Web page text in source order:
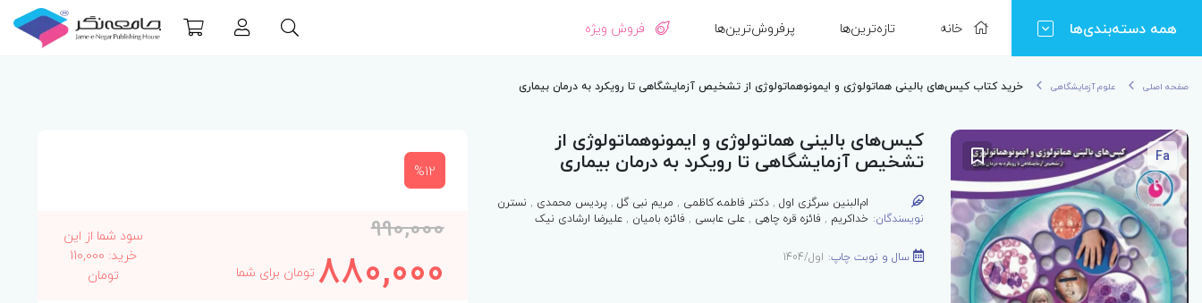
همه دسته‌بندی‌ها خانه تازه‌ترین‌ها پرفروش‌ترین‌ها فروش ویژه
صفحه اصلی علوم آزمایشگاهی خرید کتاب کیس‌های بالینی هماتولوژی و ایمونوهماتولوژی از تشخیص آزمایشگاهی تا رویکرد به درمان بیماری
Fa
کیس‌های بالینی هماتولوژی و ایمونوهماتولوژی از
تشخیص آزمایشگاهی تا رویکرد به درمان بیماری
نویسندگان:
ام‌البنین سرگزی اول,دکتر فاطمه کاظمی , مریم نبی گل, پردیس محمدی , نسترن
خداکریم ,فائزه قره چاهی ,علی عابسی ,فائزه بامیان ,علیرضا ارشادی نیک
سال و نوبت چاپ: اول/1404
%12
990,000
880,000 تومان برای شما
سود شما از این
خرید: 110,000
تومان